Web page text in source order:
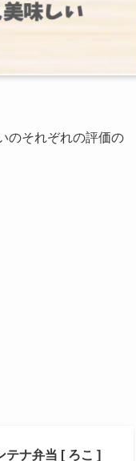
のそれぞれの評価の
ナ弁当 [ ろこ ]